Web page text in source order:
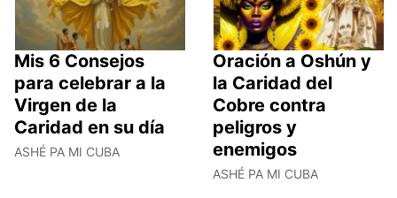
Mis 6 Consejos
para celebrar a la
Virgen de la
Caridad en su día
ASHÉ PA MI CUBA
Oración a Oshún y
la Caridad del
Cobre contra
peligros y
enemigos
ASHÉ PA MI CUBA